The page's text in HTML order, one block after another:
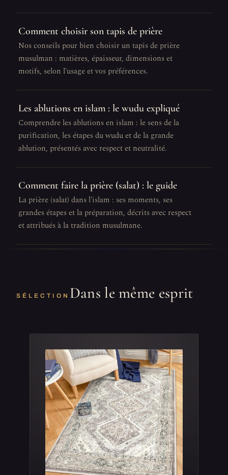
Comment choisir son tapis de prière
Nos conseils pour bien choisir un tapis de prière
musulman : matières, épaisseur, dimensions et
motifs, selon l'usage et vos préférences.
Les ablutions en islam : le wudu expliqué
Comprendre les ablutions en islam : le sens de la
purification, les étapes du wudu et de la grande
ablution, présentés avec respect et neutralité.
Comment faire la prière (salat) : le guide
La prière (salat) dans l'islam : ses moments, ses
grandes étapes et la préparation, décrits avec respect
et attribués à la tradition musulmane.
SÉLECTION Dans le même esprit